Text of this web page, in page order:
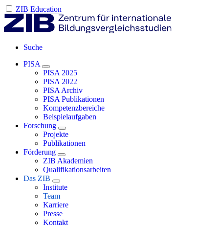
ZIB Education
Suche
PISA
PISA 2025
PISA 2022
PISA Archiv
PISA Publikationen
Kompetenzbereiche
Beispielaufgaben
Forschung
Projekte
Publikationen
Förderung
ZIB Akademien
Qualifikationsarbeiten
Das ZIB
Institute
Team
Karriere
Presse
Kontakt